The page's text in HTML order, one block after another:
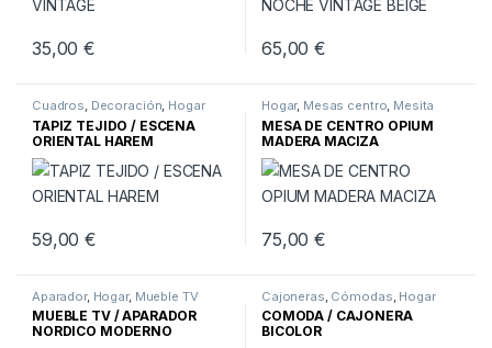
35,00€ 65,00€
Cuadros Decoración Hogar
TAPIZ TEJIDO / ESCENA
ORIENTAL HAREM
59,00€
Hogar, Mesas centro Mesita
MESA DE CENTRO OPIUM
MADERA MACIZA
75,00€
Aparador, Hogar, Mueble TV
MUEBLE TV / APARADOR
NORDICO MODERNO
Cajoneras Cómodas Hogar
COMODA / CAJONERA
BICOLOR